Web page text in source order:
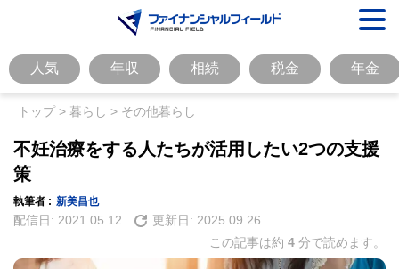
人気 年収 相続 税金 年金
トップ> 暮らし > その他暮らし
不妊治療をする人たちが活用したい2つの支援
策
執筆者 : 新美昌也
配信日: 2021.05.12 更新日: 2025.09.26
この記事は約 4 分で読めます。